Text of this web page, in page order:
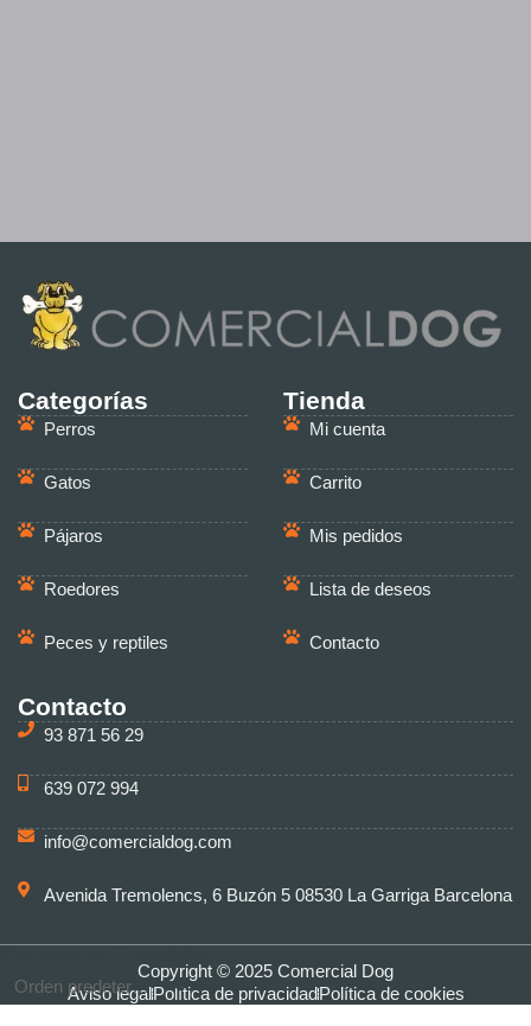
Categorías
Perros
Gatos
Pájaros
Roedores
Peces y reptiles
Tienda
Mi cuenta
Carrito
Mis pedidos
Lista de deseos
Contacto
Contacto
93 871 56 29
639 072 994
info@comercialdog.com
Avenida Tremolencs, 6 Buzón 5 08530 La Garriga Barcelona
Copyright © 2025 Comercial Dog
Aviso legal Política de privacidadPolítica de cookies